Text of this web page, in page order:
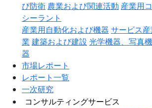
び防衛 農業および関連活動 産業用
シーラント
産業用自動化および機器 サービス産
業 建築および建設 光学機器、写真
器
市場レポート
レポート一覧
一次研究
コンサルティングサービス